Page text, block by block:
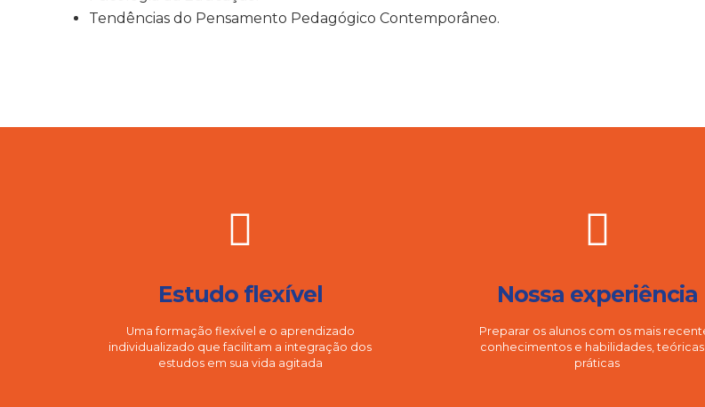
Tendências do Pensamento Pedagógico Contemporâneo.
Estudo flexível
Uma formação flexível e o aprendizado
individualizado que facilitam a integração dos
estudos em sua vida agitada
Nossa experiência
Preparar os alunos com os mais
conhecimentos e habilidades,
práticas